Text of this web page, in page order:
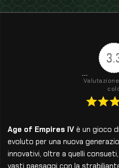
Age of Empires IV è un gioco
evoluto per una nuova
innovativi, oltre a quelli
vasti paesaggi con la